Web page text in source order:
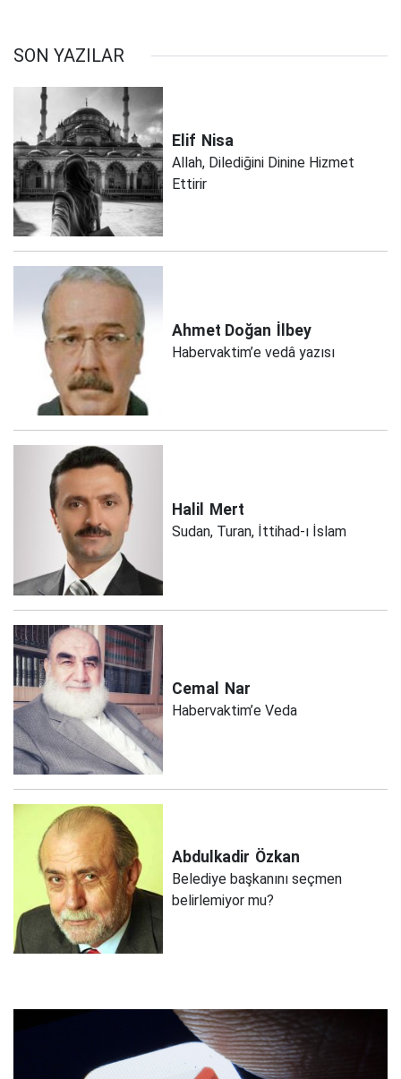
SON YAZILAR
Elif Nisa
Allah, Dilediğini Dinine Hizmet
Ettirir
Ahmet Doğan İlbey
Habervaktim’e vedâ yazısı
Halil Mert
Sudan, Turan, İttihad-ı İslam
Cemal Nar
Habervaktim’e Veda
Abdulkadir Özkan
Belediye başkanını seçmen
belirlemiyor mu?